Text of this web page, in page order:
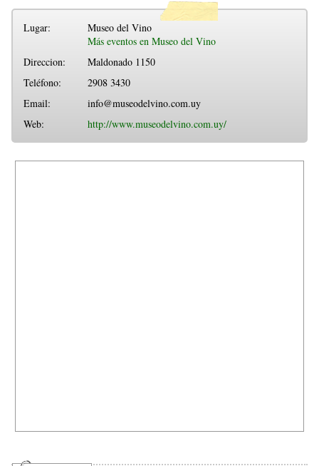
Lugar:
Museo del Vino
Más eventos en Museo del Vino
Direccion:
Maldonado 1150
Teléfono:
2908 3430
Email:
info@museodelvino.com.uy
Web:
http://www.museodelvino.com.uy/